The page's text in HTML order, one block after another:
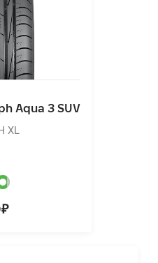
Aqua 3 SUV
XL
Aqua 3 SUV
XL